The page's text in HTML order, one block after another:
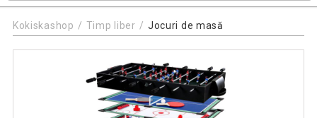
Kokiskashop Timp liber Jocuri de masă